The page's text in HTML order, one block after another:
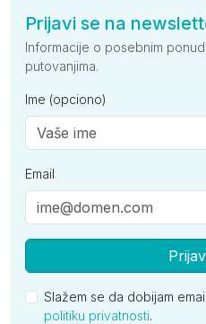
Prijavi se na
Informacije o posebnim
putovanjima.
Ime (opciono)
Email
Slažem se da dobijam
politiku privatnosti.